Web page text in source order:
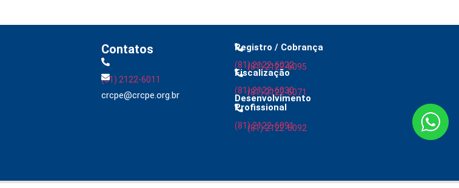
Contatos
(81) 2122-6011
crcpe@crcpe.org.br
Registro / Cobrança
(81) 2122-6022
(81) 2122-6095
Fiscalização
(81) 2122-6030
(81) 2122-6071
Desenvolvimento
Profissional
(81) 2122-6091
(81) 2122-6092